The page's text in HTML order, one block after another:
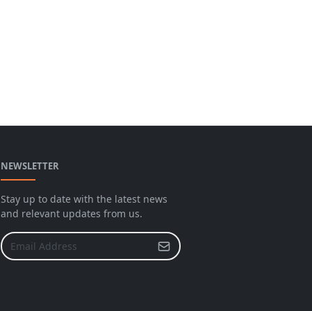
NEWSLETTER
Stay up to date with the latest news
and relevant updates from us.